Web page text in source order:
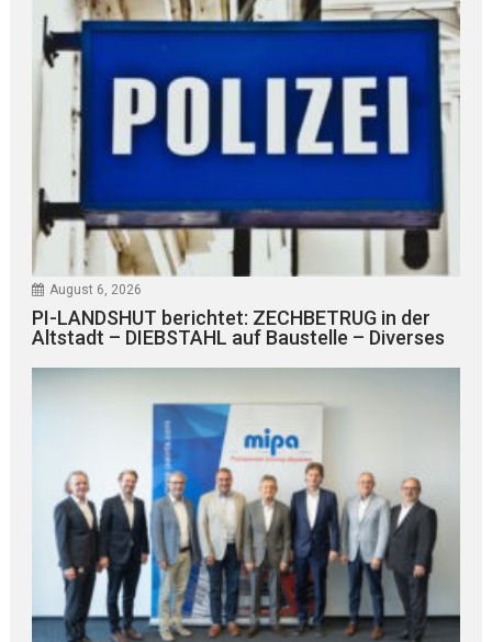
August 6, 2026
PI-LANDSHUT berichtet: ZECHBETRUG in der
Altstadt – DIEBSTAHL auf Baustelle – Diverses